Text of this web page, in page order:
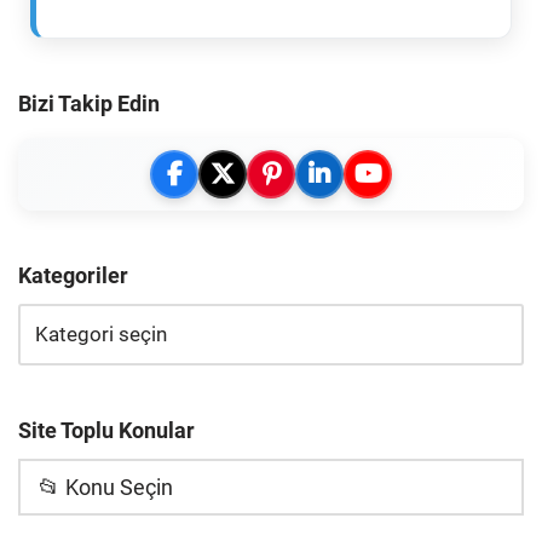
Bizi Takip Edin
Kategoriler
Site Toplu Konular
📂 Konu Seçin